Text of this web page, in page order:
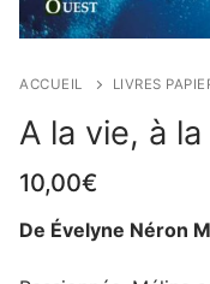
ACCUEIL LIVRES
A la vie, à
10,00€
De Évelyne Néron